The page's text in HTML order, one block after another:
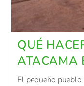
QUÉ
ATACAMA
El pequeño pueblo